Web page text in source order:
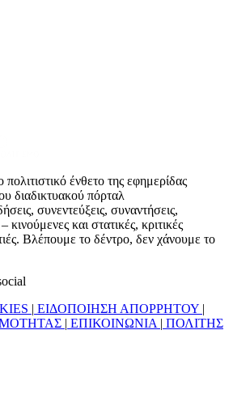
ένθετο της εφημερίδας
διαδικτυακού πόρταλ
συνεντεύξεις, συναντήσεις,
κινούμενες και στατικές, κριτικές
Βλέπουμε το δέντρο, δεν χάνουμε το
| ΕΙΔΟΠΟΙΗΣΗ ΑΠΟΡΡΗΤΟΥ |
| ΕΠΙΚΟΙΝΩΝΙΑ | ΠΟΛΙΤΗΣ